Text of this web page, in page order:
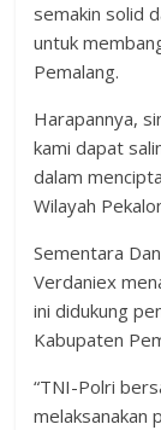
semakin solid
untuk
Pemalang.
Harapannya,
kami dapat
dalam
Wilayah
Sementara
Verdaniex
ini didukung
Kabupaten
“TNI-Polri
melaksanakan